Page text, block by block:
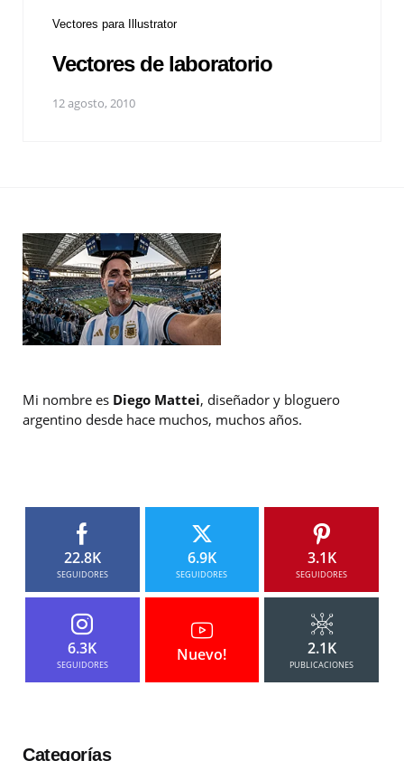
Vectores para Illustrator
Vectores de laboratorio
12 agosto, 2010
Mi nombre es Diego Mattei, diseñador y bloguero
argentino desde hace muchos, muchos años.
22.8K
SEGUIDORES
6.9K
SEGUIDORES
3.1K
SEGUIDORES
6.3K
SEGUIDORES
Nuevo! 2.1K
PUBLICACIONES
Categorías